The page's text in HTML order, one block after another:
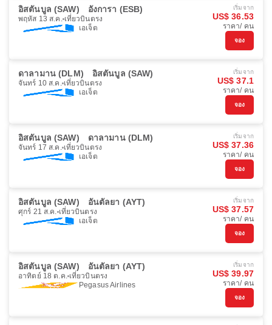
อิสตันบูล (SAW) อังการา (ESB)
พฤหัส 13 ส.ค. เที่ยวบินตรง
เอเจ็ต
เริ่มจาก
US$ 36.53
ราคา/ คน
จอง
ดาลามาน (DLM) อิสตันบูล (SAW)
จันทร์ 10 ส.ค. เที่ยวบินตรง
เอเจ็ต
เริ่มจาก
US$ 37.1
ราคา/ คน
จอง
อิสตันบูล (SAW) ดาลามาน (DLM)
จันทร์ 17 ส.ค. เที่ยวบินตรง
เอเจ็ต
เริ่มจาก
US$ 37.36
ราคา/ คน
จอง
อิสตันบูล (SAW) อันตัลยา (AYT)
ศุกร์ 21 ส.ค. เที่ยวบินตรง
เอเจ็ต
เริ่มจาก
US$ 37.57
ราคา/ คน
จอง
อิสตันบูล (SAW) อันตัลยา (AYT)
อาทิตย์ 18 ต.ค. เที่ยวบินตรง
Pegasus Airlines
เริ่มจาก
US$ 39.97
ราคา/ คน
จอง